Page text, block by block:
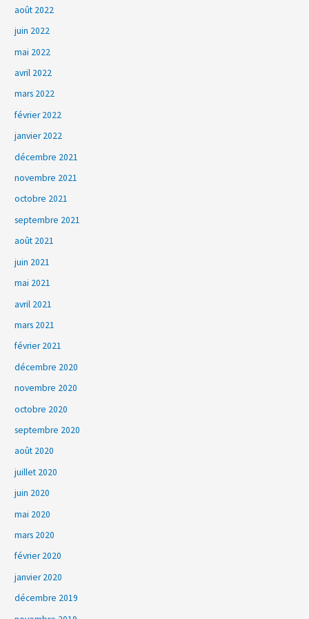
août 2022
juin 2022
mai 2022
avril 2022
mars 2022
février 2022
janvier 2022
décembre 2021
novembre 2021
octobre 2021
septembre 2021
août 2021
juin 2021
mai 2021
avril 2021
mars 2021
février 2021
décembre 2020
novembre 2020
octobre 2020
septembre 2020
août 2020
juillet 2020
juin 2020
mai 2020
mars 2020
février 2020
janvier 2020
décembre 2019